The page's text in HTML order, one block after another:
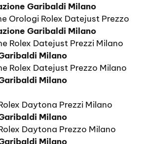
Garibaldi Milano
Orologi Rolex Datejust Prezzo
Garibaldi Milano
Rolex Datejust Prezzi Milano
Milano
Rolex Datejust Prezzo Milano
Milano
Daytona Prezzi Milano
Milano
Daytona Prezzo Milano
Milano